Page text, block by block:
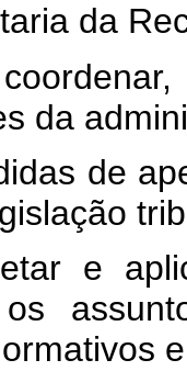
da
da
de
e
os